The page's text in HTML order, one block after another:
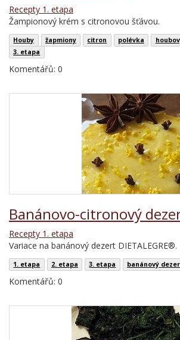
Recepty 1. etapa
Žampionový krém s citronovou šťávou.
Houby žapmiony citron polévka
3. etapa
Komentářů: 0
Banánovo-citronový
Recepty 1. etapa
Variace na banánový dezert DIETALEGRE®.
1. etapa 2. etapa 3. etapa banánový
Komentářů: 0